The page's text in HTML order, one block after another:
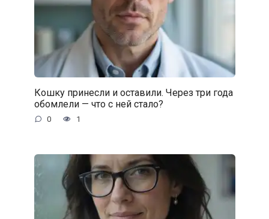
Кошку принесли и оставили. Через три года
обомлели — что с ней стало?
0 1